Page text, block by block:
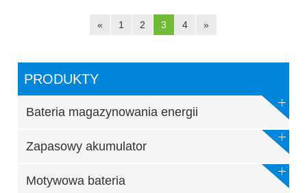
« 1 2 3 4 »
PRODUKTY
Bateria magazynowania energii
Zapasowy akumulator
Motywowa bateria